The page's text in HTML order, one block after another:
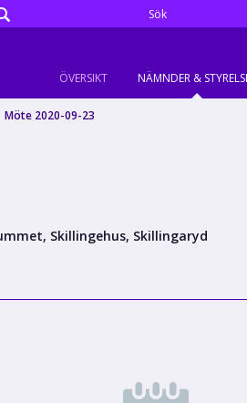
ÖVERSIKT NÄMNDER &
Möte 2020-09-23
Skillingehus, Skillingaryd